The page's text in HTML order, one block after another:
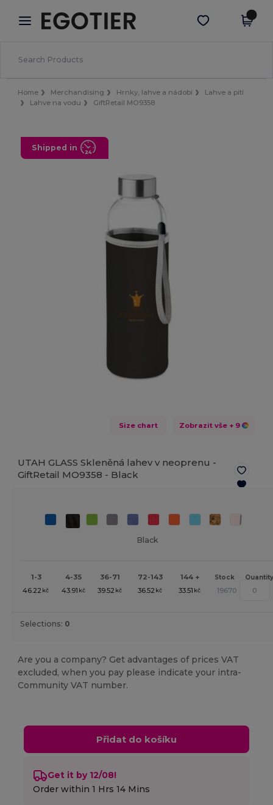
× Aplikace Egotier
Lepší ceny v aplikaci!
Stáhnout app
Home Merchandising Hrnky, lahve a nádobí
Lahve a pití
Lahve na vodu
GiftRetail MO9358
Shipped in
Size chart Zobrazit vše + 9
UTAH GLASS Skleněná lahev v neoprenu -
GiftRetail MO9358 - Black
Black
1-3 4-35 36-71 72-143 144 + Stock Quantity
46.22 kč 43.91 kč 39.52 kč 36.52 kč 33.51 kč 19670
Selections: 0
Are you a company? Get advantages of prices VAT
excluded, when you pay please indicate your intra-
Community VAT number.
Přidat do košíku
Get it by 12/08!
Order within1 Hrs 14 Mins